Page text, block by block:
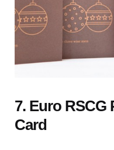
7. Euro
Card